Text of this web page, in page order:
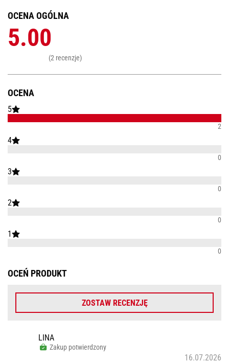
OCENA
5
2
4
0
3
0
2
0
1
0
OCENA OGÓLNA
5.00
(2 recenzje)
OCEŃ PRODUKT
ZOSTAW RECENZJĘ
LINA
Zakup potwierdzony
16.07.2026